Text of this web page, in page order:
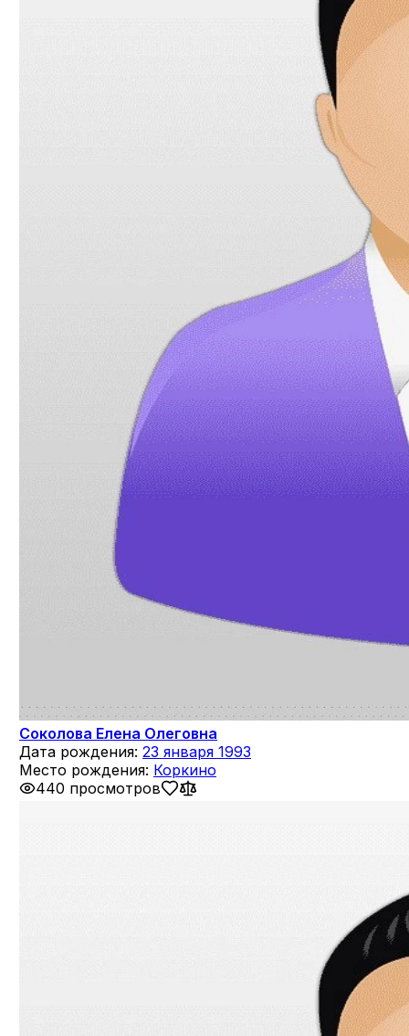
Соколова Елена Олеговна
Дата рождения: 23 января 1993
Место рождения: Коркино
440 просмотров